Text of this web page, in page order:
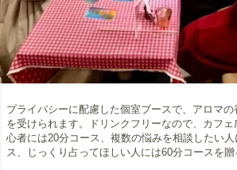
プライバシーに配慮した個室ブースで、アロマ
を受けられます。ドリンクフリーなので、カフ
心者には20分コース、複数の悩みを相談したい
ス、じっくり占ってほしい人には60分コースを贈